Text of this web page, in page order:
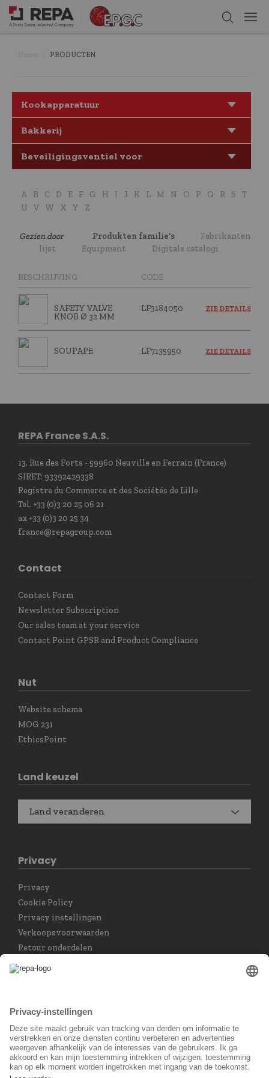
PRODUCTEN
Kookapparatuur
Bakkerij
Beveiligingsventiel voor
A B C D E F G H I J K L M N O P Q R S
T
U
V W X Y Z
Gezien door Produkten familie's
Fabrikanten
lijst
Equipment Digitale catalogi
BESCHRIJVING CODE
SAFETY VALVE
KNOB Ø 32 MM
LF3184050 ZIE DETAILS
SOUPAPE LF7135950 ZIE DETAILS
REPA France S.A.S.
13, Rue des Forts - 59960 Neuville en Ferrain (France)
SIRET: 93392429338
Registre du Commerce et des Sociétés de Lille
Tel. +33 (0)3 20 25 06 21
ax +33 (0)3 20 25 34
france@repagroup.com
Contact
Contact Form
Newsletter Subscription
Our sales team at your service
Contact Point GPSR and Product Compliance
Nut
Website schema
MOG 231
EthicsPoint
Land keuzel
Land veranderen
Privacy
Privacy
Cookie Policy
Privacy instellingen
Verkoopsvoorwaarden
Retour onderdelen
Nederlands
Sociaal Netwerk